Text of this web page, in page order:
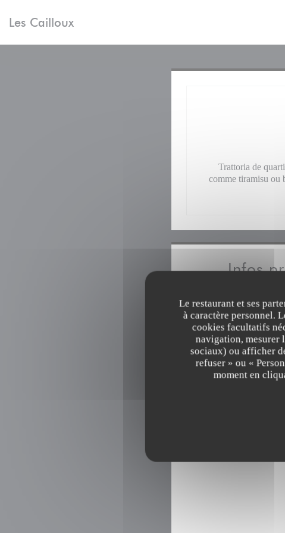
Le restaurant et ses
à caractère personnel.
cookies facultatifs
navigation, mesurer
sociaux) ou afficher
refuser » ou «
moment en
Les Cailloux
Trattoria de
comme tiramisu ou
Infos
Type de